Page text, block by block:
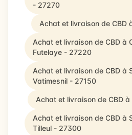
- 27270
Achat et livraison de CBD
Achat et livraison de CBD à
Futelaye - 27220
Achat et livraison de CBD à
Vatimesnil - 27150
Achat et livraison de CBD
Achat et livraison de CBD à
Tilleul - 27300